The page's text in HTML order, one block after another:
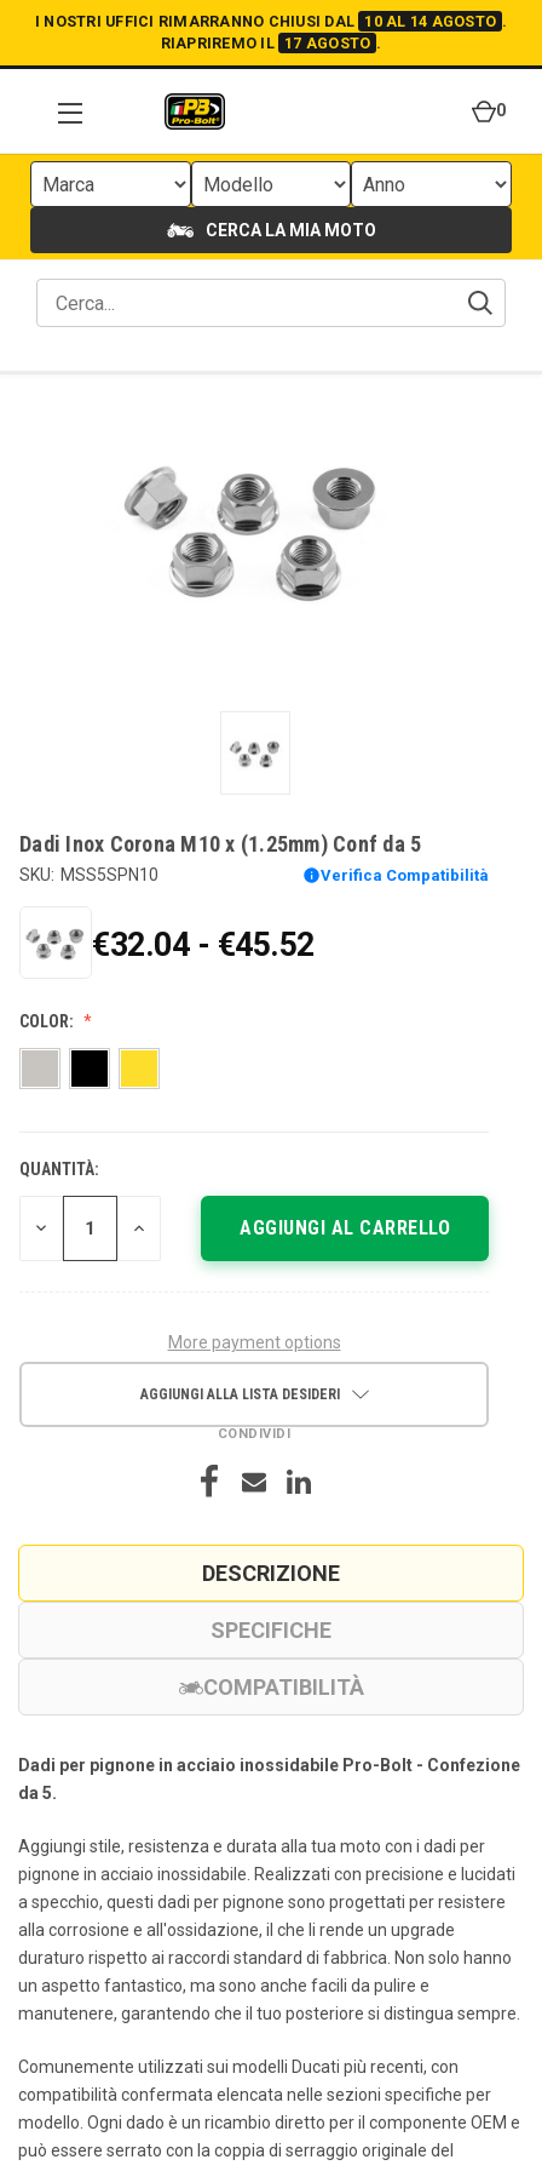
I NOSTRI UFFICI RIMARRANNO CHIUSI DAL 10 AL 14 AGOSTO .
RIAPRIREMO IL 17 AGOSTO .
0
CERCA LA MIA MOTO
Dadi Inox Corona M10 x (1.25mm) Conf da 5
SKU: MSS5SPN10 Verifica Compatibilità
€32.04 - €45.52
COLOR:
DISPONIBILITÀ
ATTUALE:
QUANTITÀ:
DIMINUISCI
QUANTITÀ
AUMENTA
QUANTITÀ
More payment options
AGGIUNGI ALLA LISTA DESIDERI
CONDIVIDI
DESCRIZIONE
SPECIFICHE
COMPATIBILITÀ
Dadi per pignone in acciaio inossidabile Pro-Bolt - Confezione
da 5.
Aggiungi stile, resistenza e durata alla tua moto con i dadi per
pignone in acciaio inossidabile. Realizzati con precisione e lucidati
a specchio, questi dadi per pignone sono progettati per resistere
alla corrosione e all'ossidazione, il che li rende un upgrade
duraturo rispetto ai raccordi standard di fabbrica. Non solo hanno
un aspetto fantastico, ma sono anche facili da pulire e
manutenere, garantendo che il tuo posteriore si distingua sempre.
Comunemente utilizzati sui modelli Ducati più recenti, con
compatibilità confermata elencata nelle sezioni specifiche per
modello. Ogni dado è un ricambio diretto per il componente OEM e
può essere serrato con la coppia di serraggio originale del